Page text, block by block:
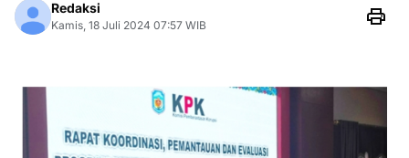
Redaksi
Kamis, 18 Juli 2024 07:57 WIB